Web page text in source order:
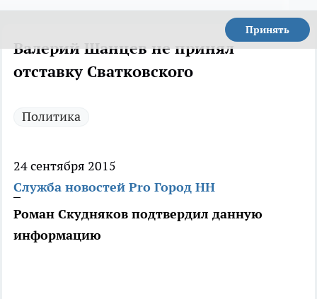
Принять
Валерий Шанцев не принял
отставку Сватковского
Политика
24 сентября 2015
Служба новостей Pro Город НН
Роман Скудняков подтвердил данную
информацию